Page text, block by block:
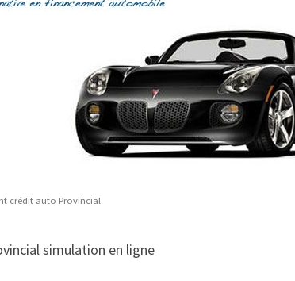
crédit auto Provincial
simulation en ligne